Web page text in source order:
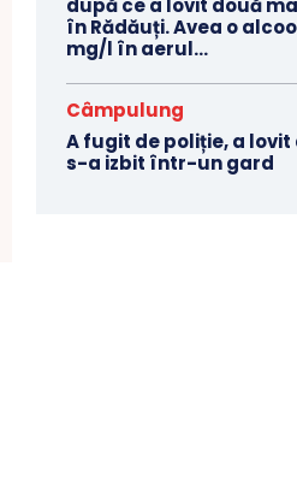
după ce a lovit două
în Rădăuți. Avea o
mg/l în aerul...
Câmpulung
A fugit de poliție, a lovit
s-a izbit într-un gard